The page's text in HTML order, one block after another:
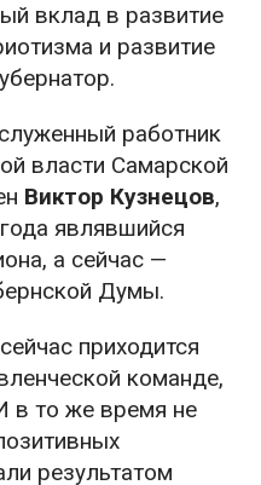
вклад в развитие
и развитие
работник
власти Самарской
Виктор Кузнецов,
являвшийся
а сейчас —
Думы.
приходится
команде,
в то же время не
результатом